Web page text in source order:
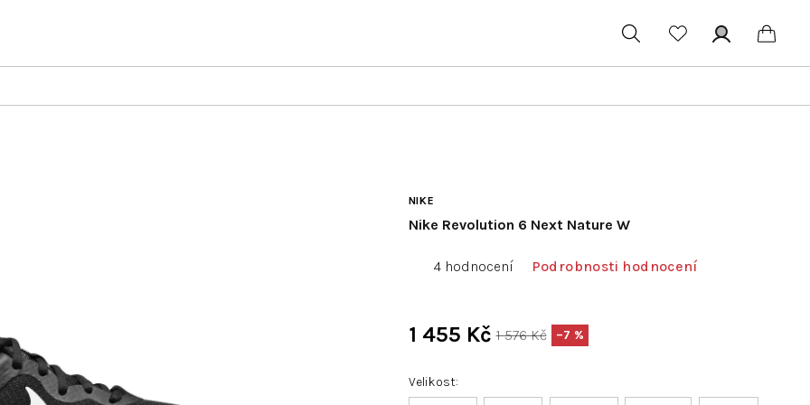
košík
NIKE
Nike Revolution 6 Next Nature W
hodnocení
2,8
5
4 hodnocení Podrobnosti hodnocení
Velikost
1 576 Kč –7 %
1 455 Kč